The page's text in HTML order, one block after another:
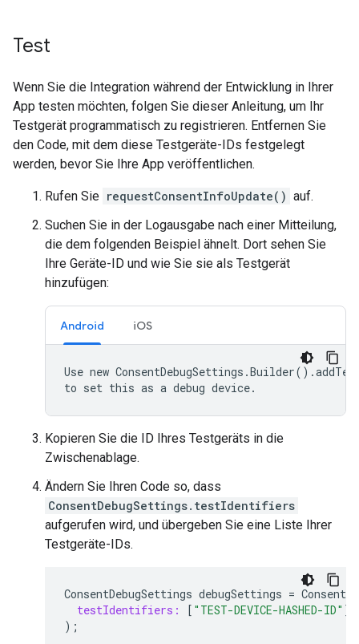
Test
Wenn Sie die Integration während der Entwicklung in Ihrer
App testen möchten, folgen Sie dieser Anleitung, um Ihr
Testgerät programmatisch zu registrieren. Entfernen Sie
den Code, mit dem diese Testgeräte-IDs festgelegt
werden, bevor Sie Ihre App veröffentlichen.
Rufen Sie requestConsentInfoUpdate() auf.
Suchen Sie in der Logausgabe nach einer Mitteilung,
die dem folgenden Beispiel ähnelt. Dort sehen Sie
Ihre Geräte-ID und wie Sie sie als Testgerät
hinzufügen:
Android iOS
Use new
Kopieren Sie die ID Ihres Testgeräts in die
Zwischenablage.
Ändern Sie Ihren Code so, dass
ConsentDebugSettings.testIdentifiers
aufgerufen wird, und übergeben Sie eine Liste Ihrer
Testgeräte-IDs.
ConsentDebugSettings debugSettings =
testIdentifiers:
[ "TEST-DEVICE-HASHED-ID" ],
);